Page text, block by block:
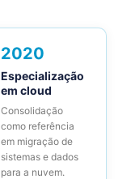
2020
Especialização
em cloud
Consolidação
como referência
em migração de
sistemas e dados
para a nuvem.